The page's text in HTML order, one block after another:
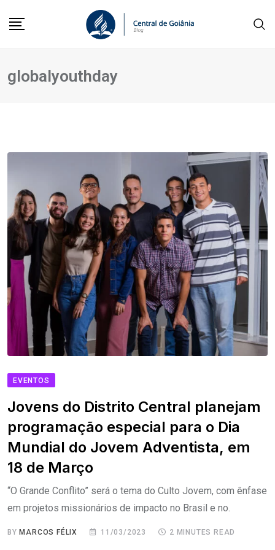
globalyouthday
EVENTOS
Jovens do Distrito Central planejam
programação especial para o Dia
Mundial do Jovem Adventista, em
18 de Março
“O Grande Conflito” será o tema do Culto Jovem, com ênfase
em projetos missionários de impacto no Brasil e no.
BYMARCOS FÉLIX 11/03/2023 2 MINUTES READ